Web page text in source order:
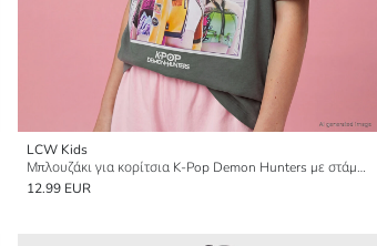
LCW Kids
Μπλουζάκι για κορίτσια K-Pop Demon Hunters με στάμπα
12.99 EUR